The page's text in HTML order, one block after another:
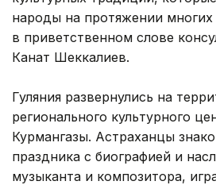
народы на протяжении
в приветственном слове
Канат Шеккалиев.
Гуляния развернулись на
регионального культурного
Курмангазы. Астраханцы
праздника с биографией и
музыканта и композитора,